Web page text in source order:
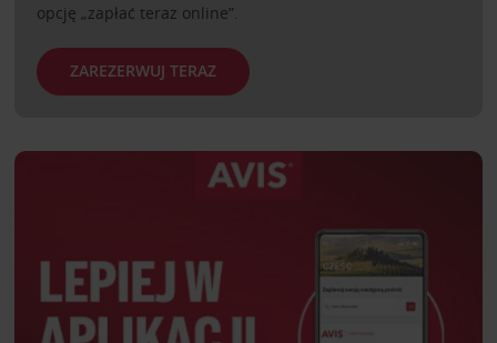
opcję „zapłać teraz online”.
ZAREZERWUJ TERAZ